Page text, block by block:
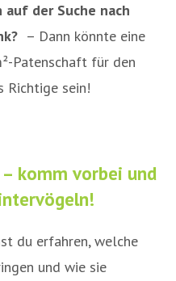
der Suche nach
– Dann könnte eine
Patenschaft für den
Richtige sein!
komm vorbei und
!
du erfahren, welche
und wie sie